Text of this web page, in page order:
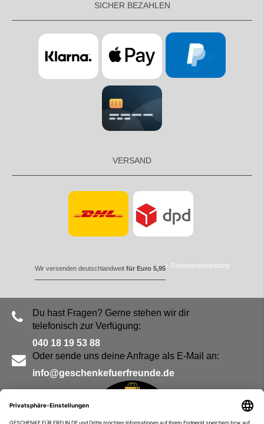
SICHER BEZAHLEN
VERSAND
Wir versenden deutschlandweit für Euro 5,95 Retourenabwicklung
Du hast Fragen? Gerne stehen wir dir
telefonisch zur Verfügung:
040 18 19 53 88
Oder sende uns deine Anfrage als E-Mail an:
info@geschenkefuerfreunde.de